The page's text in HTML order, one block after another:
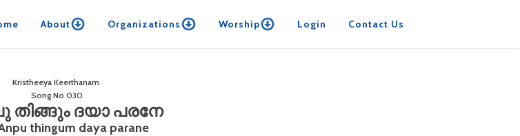
About Organizations Worship Login Contact Us
Kristheeya Keerthanam
Song No 030
ദയാ പരനേ
thingum daya parane